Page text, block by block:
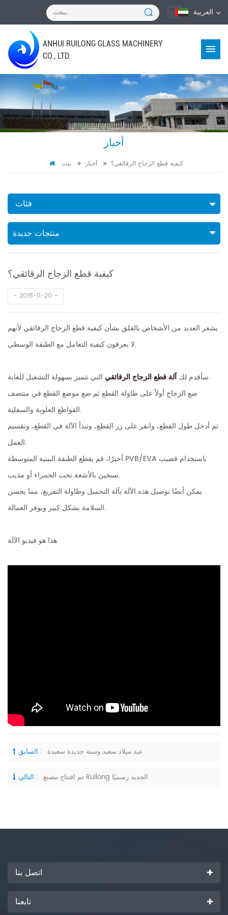
العربية
ANHUI RUILONG GLASS MACHINERY
CO., LTD.
أخبار
بيت أخبار كيفية قطع الزجاج الرقائقي؟
فئات
منتجات جديدة
كيفية قطع الزجاج الرقائقي؟
2018-11-20
يشعر العديد من الأشخاص بالقلق بشأن كيفية قطع الزجاج الرقائقي لأنهم
لا يعرفون كيفية التعامل مع الطبقة الوسطى.
سأقدم لكآلة قطع الزجاج الرقائقي
التي تتميز بسهولة التشغيل للغاية.
ضع الزجاج أولاً على طاولة القطع ثم ضع موضع القطع في منتصف
القواطع العلوية والسفلية.
ثم أدخل طول القطع، وانقر على زر القطع، وتبدأ الآلة في القطع، وتقسيم
العمل.
أخيرًا، قم بقطع الطبقة البينية المتوسطة PVB/EVA باستخدام قضيب
تسخين بالأشعة تحت الحمراء أو مذيب.
يمكن أيضًا توصيل هذه الآلة بآلة التحميل وطاولة التفريغ، مما يحسن
السلامة بشكل كبير ويوفر العمالة.
هذا هو فيديو الآلة
السابق : عيد ميلاد سعيد وسنة جديدة سعيدة
التالي : تم افتتاح مصنع Ruilong الجديد رسميًا
اتصل بنا
تابعنا